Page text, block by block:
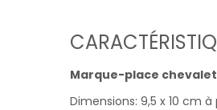
Marque-place chevalet
Dimensions: 9,5 x 10 cm